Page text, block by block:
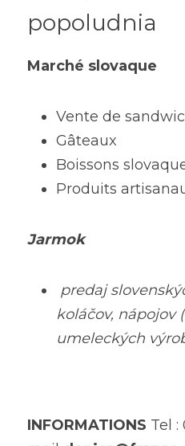
popoludnia
Marché slovaque
Vente de
Gâteaux
Boissons
Produits
Jarmok
koláčov, nápojov
umeleckých
INFORMATIONS Tel :